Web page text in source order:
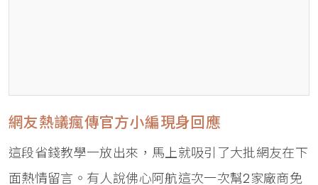
網友熱議瘋傳官方小編現身回應
這段省錢教學一放出來，馬上就吸引了大批網友在下
面熱情留言。有人說佛心阿航這次一次幫2家廠商免